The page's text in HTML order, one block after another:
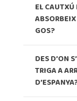
EL
GOS?
DES D’ON
TRIGA A